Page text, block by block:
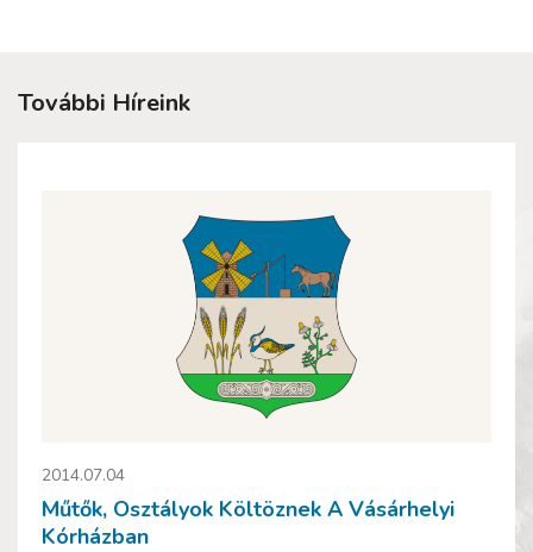
További Híreink
2014.07.04
Műtők, Osztályok Költöznek A Vásárhelyi
Kórházban